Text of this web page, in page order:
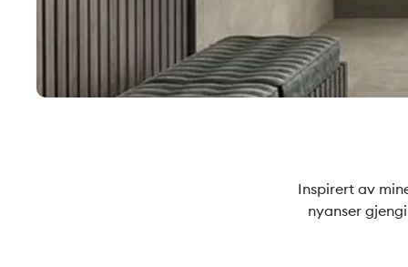
Inspirert av
nyanser